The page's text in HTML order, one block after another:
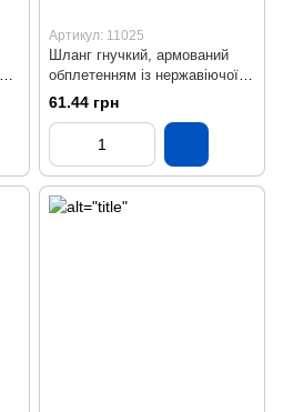
Артикул: 11025
Шланг гнучкий, армований
обплетенням із нержавіючої
сталі (ВВ), L = 300 мм
61.44 грн